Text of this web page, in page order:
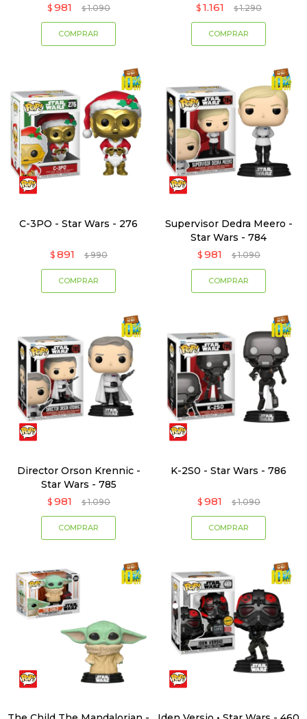
$ 981 $ 1.090 $ 1.161 $ 1.290
C-3PO - Star Wars - 276
$ 891 $ 990
Supervisor Dedra Meero -
Star Wars - 784
$ 981 $ 1.090
Director Orson Krennic -
Star Wars - 785
$ 981 $ 1.090
K-2S0 - Star Wars - 786
$ 981 $ 1.090